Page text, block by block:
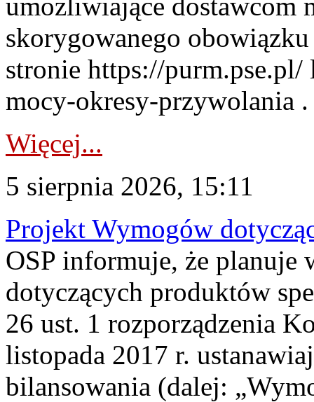
skorygowanego
stronie https://
mocy-okresy-przywolania
Więcej...
5 sierpnia 2026, 15:11
Projekt Wymogów
OSP informuje, że planuje
dotyczących produktów
26 ust. 1 rozporządzenia
listopada 2017 r.
bilansowania (dalej: